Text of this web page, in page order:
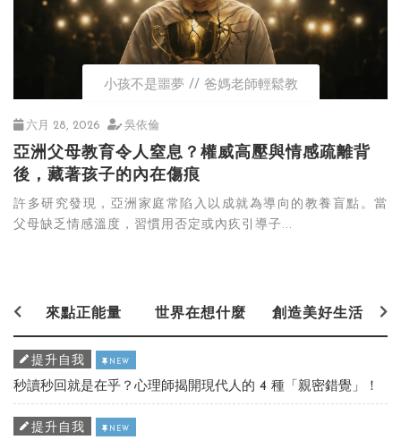
小孩不是噩夢 爸媽老師輕鬆教
六月 28, 2026 吳依倫
亞洲父母教育令人窒息？權威高壓與情感疏離背
後，藏著孩子的內在傷痕
許多研究發現，亞洲家庭常陷入以成就為導向的教養盲點。當
父母缺乏情感溫度，習慣用否定或內疚引導子...
來點正能量 世界在想什麼 創造美好生活
提升自我 NEW
秒讀秒回就是在乎？心理師揭開現代人的 4 種「親密錯覺」！
提升自我 NEW